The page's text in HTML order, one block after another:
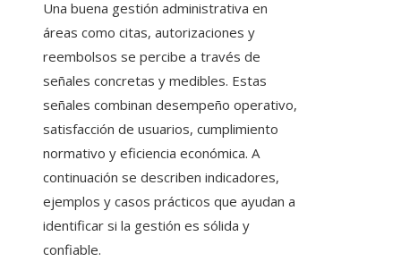
Una buena gestión administrativa en
áreas como citas, autorizaciones y
reembolsos se percibe a través de
señales concretas y medibles. Estas
señales combinan desempeño operativo,
satisfacción de usuarios, cumplimiento
normativo y eficiencia económica. A
continuación se describen indicadores,
ejemplos y casos prácticos que ayudan a
identificar si la gestión es sólida y
confiable.